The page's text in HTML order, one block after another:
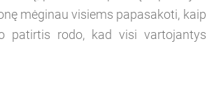
mėginau visiems papasakoti, kaip
patirtis rodo, kad visi vartojantys